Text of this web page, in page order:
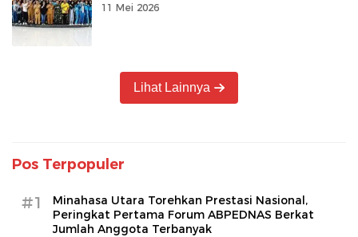
11 Mei 2026
Lihat Lainnya
Pos Terpopuler
#1
Minahasa Utara Torehkan Prestasi Nasional,
Peringkat Pertama Forum ABPEDNAS Berkat
Jumlah Anggota Terbanyak